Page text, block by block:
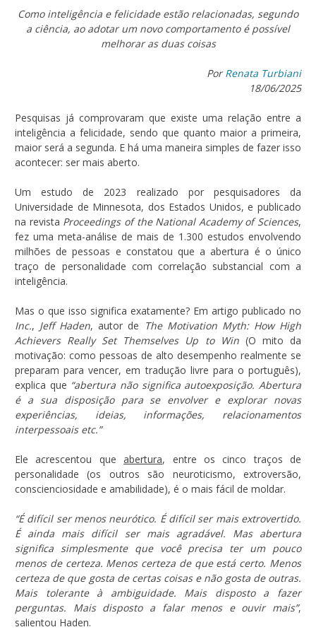
Como inteligência e felicidade estão relacionadas, segundo
a ciência, ao adotar um novo comportamento é possível
melhorar as duas coisas
PorRenata Turbiani
18/06/2025
Pesquisas já comprovaram que existe uma relação entre a
inteligência a felicidade, sendo que quanto maior a primeira,
maior será a segunda. E há uma maneira simples de fazer isso
acontecer: ser mais aberto.
Um estudo de 2023 realizado por pesquisadores da
Universidade de Minnesota, dos Estados Unidos, e publicado
na revista Proceedings of the National Academy of Sciences,
fez uma meta-análise de mais de 1.300 estudos envolvendo
milhões de pessoas e constatou que a abertura é o único
traço de personalidade com correlação substancial com a
inteligência.
Mas o que isso significa exatamente? Em artigo publicado no
Inc., Jeff Haden, autor de The Motivation Myth: How High
Achievers Really Set Themselves Up to Win(O mito da
motivação: como pessoas de alto desempenho realmente se
preparam para vencer, em tradução livre para o português),
explica que “abertura não significa autoexposição. Abertura
é a sua disposição para se envolver e explorar novas
experiências, ideias, informações, relacionamentos
interpessoais etc.”
Ele acrescentou queabertura, entre os cinco traços de
personalidade (os outros são neuroticismo, extroversão,
conscienciosidade e amabilidade), é o mais fácil de moldar.
“É difícil ser menos neurótico. É difícil ser mais extrovertido.
É ainda mais difícil ser mais agradável. Mas abertura
significa simplesmente que você precisa ter um pouco
menos de certeza. Menos certeza de que está certo. Menos
certeza de que gosta de certas coisas e não gosta de outras.
Mais tolerante à ambiguidade. Mais disposto a fazer
perguntas. Mais disposto a falar menos e ouvir mais”,
salientou Haden.